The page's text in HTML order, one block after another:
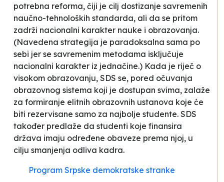
potrebna reforma, čiji je cilj dostizanje savremenih
naučno-tehnoloških standarda, ali da se pritom
zadrži nacionalni karakter nauke i obrazovanja.
(Navedena strategija je paradoksalna sama po
sebi jer se savremenim metodama isključuje
nacionalni karakter iz jednačine.) Kada je riječ o
visokom obrazovanju, SDS se, pored očuvanja
obrazovnog sistema koji je dostupan svima, zalaže
za formiranje elitnih obrazovnih ustanova koje će
biti rezervisane samo za najbolje studente. SDS
također predlaže da studenti koje finansira
država imaju određene obaveze prema njoj, u
cilju smanjenja odliva kadra.
Program Srpske demokratske stranke